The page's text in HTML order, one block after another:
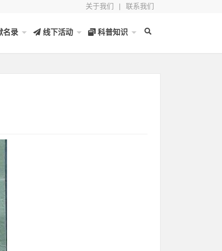
关于我们 | 联系我们
名录 线下活动 科普知识